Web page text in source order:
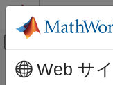
コンテンツへスキップ
オフキャ
ドキュメンテーションのホ
メインコンテンツ
Web サ